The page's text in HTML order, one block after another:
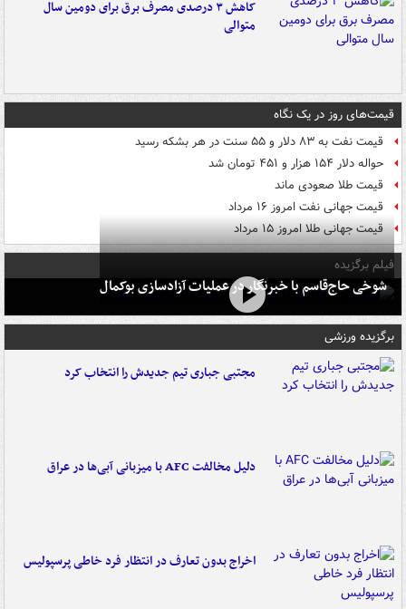
کاهش ۳ درصدی مصرف برق برای دومین سال
متوالی
قیمت‌های روز در یک نگاه
قیمت نفت به ۸۳ دلار و ۵۵ سنت در هر بشکه رسید
حواله دلار ۱۵۴ هزار و ۴۵۱ تومان شد
قیمت طلا صعودی ماند
قیمت جهانی نفت امروز ۱۶ مرداد
قیمت جهانی طلا امروز ۱۵ مرداد
فیلم برگزیده
شوخی حاج‌قاسم با خبرنگار در عملیات آزادسازی بوکمال
برگزیده ورزشی
مجتبی جباری تیم جدیدش را انتخاب کرد
دلیل مخالفت AFC با میزبانی آبی‌ها در عراق
اخراج بدون تعارف در انتظار فرد خاطی پرسپولیس